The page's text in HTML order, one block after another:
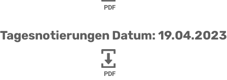
PDF
Tagesnotierungen Datum: 19.04.2023
PDF